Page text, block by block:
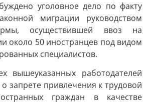
уголовное дело по факту
миграции руководством
осуществившей ввоз на
около 50 иностранцев под видом
специалистов.
вышеуказанных работодателей
запрете привлечения к трудовой
граждан в качестве